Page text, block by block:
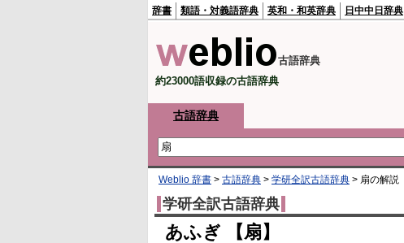
辞書 類語・対義語辞典 英和・和英辞典 日中中日辞典
古語辞典
約23000語収録の古語辞典
古語辞典
Weblio 辞書 > 古語辞典 > 学研全訳古語辞典 > 扇の解説
学研全訳古語辞典
あふぎ 【扇】